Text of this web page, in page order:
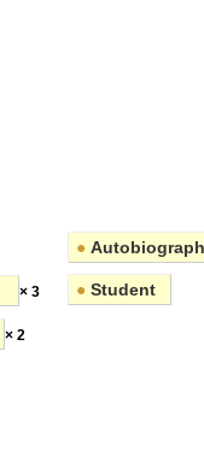
× 3
× 2
● Autobiograph
● Student